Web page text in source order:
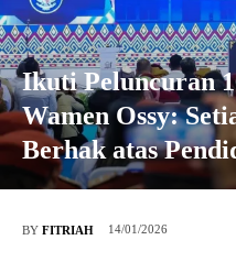
Ikuti Peluncuran
Wamen Ossy:
Berhak atas
BY FITRIAH 14/01/2026